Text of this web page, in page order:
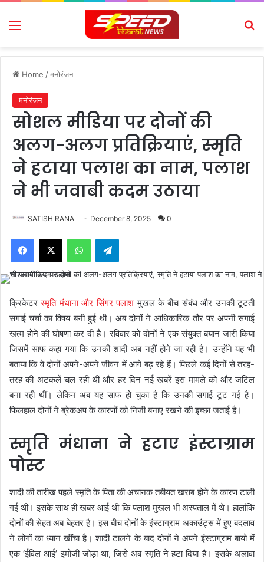
Menu
Home /मनोरंजन
मनोरंजन
सोशल मीडिया पर दोनों की
अलग-अलग प्रतिक्रियाएं, स्मृति
ने हटाया पलाश का नाम, पलाश
ने भी जवाबी कदम उठाया
SATISH RANA December 8, 2025 0
Facebook
X WhatsAppTelegram
क्रिकेटरस्मृति मंधाना और सिंगर पलाश मुखल के बीच संबंध और उनकी टूटती
सगाई चर्चा का विषय बनी हुई थी। अब दोनों ने आधिकारिक तौर पर अपनी सगाई
खत्म होने की घोषणा कर दी है। रविवार को दोनों ने एक संयुक्त बयान जारी किया
जिसमें साफ कहा गया कि उनकी शादी अब नहीं होने जा रही है। उन्होंने यह भी
बताया कि वे दोनों अपने-अपने जीवन में आगे बढ़ रहे हैं। पिछले कई दिनों से तरह-
तरह की अटकलें चल रही थीं और हर दिन नई खबरें इस मामले को और जटिल
बना रही थीं। लेकिन अब यह साफ हो चुका है कि उनकी सगाई टूट गई है।
फिलहाल दोनों ने ब्रेकअप के कारणों को निजी बनाए रखने की इच्छा जताई है।
स्मृति मंधाना ने हटाए इंस्टाग्राम
पोस्ट
शादी की तारीख पहले स्मृति के पिता की अचानक तबीयत खराब होने के कारण टाली
गई थी। इसके साथ ही खबर आई थी कि पलाश मुखल भी अस्पताल में थे। हालांकि
दोनों की सेहत अब बेहतर है। इस बीच दोनों के इंस्टाग्राम अकाउंट्स में हुए बदलाव
ने लोगों का ध्यान खींचा है। शादी टालने के बाद दोनों ने अपने इंस्टाग्राम बायो में
एक ‘ईविल आई’ इमोजी जोड़ा था, जिसे अब स्मृति ने हटा दिया है। इसके अलावा